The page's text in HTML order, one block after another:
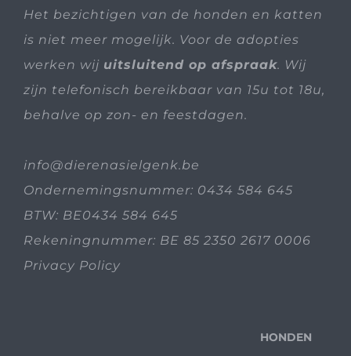
Het bezichtigen van de honden en katten
is niet meer mogelijk. Voor de adopties
werken wij uitsluitend op afspraak. Wij
zijn telefonisch bereikbaar van 15u tot 18u,
behalve op zon- en feestdagen.
info@dierenasielgenk.be
Ondernemingsnummer: 0434 584 645
BTW: BE0434 584 645
Rekeningnummer: BE 85 2350 2617 0006
Privacy Policy
HONDEN